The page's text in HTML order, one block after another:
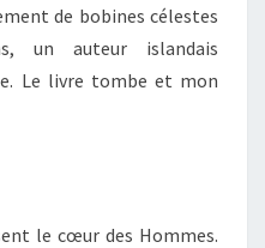
de bobines célestes
un auteur islandais
Le livre tombe et mon
le cœur des Hommes.